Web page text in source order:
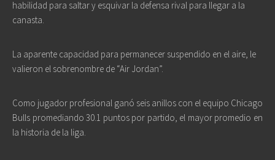
habilidad para saltar y esquivar la defensa rival para llegar a la
canasta.
La aparente capacidad para permanecer suspendido en el aire, le
valieron el sobrenombre de “Air Jordan”.
Como jugador profesional ganó seis anillos con el equipo Chicago
Bulls promediando 30.1 puntos por partido, el mayor promedio en
la historia de la liga.